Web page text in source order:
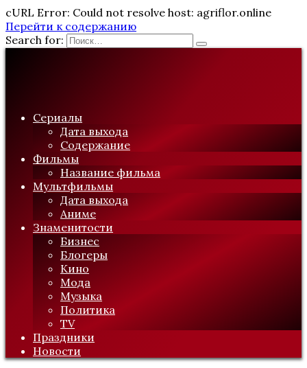
cURL Error: Could not resolve host: agriflor.online
Перейти к содержанию
Search for:
Сериалы
Дата выхода
Содержание
Фильмы
Название фильма
Мультфильмы
Дата выхода
Аниме
Знаменитости
Бизнес
Блогеры
Кино
Мода
Музыка
Политика
TV
Праздники
Новости